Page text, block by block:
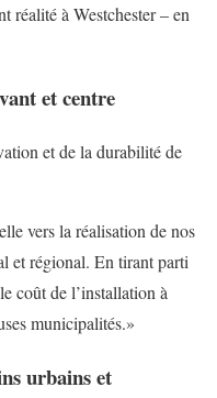
réalité à Westchester – en
et centre
et de la durabilité de
vers la réalisation de nos
et régional. En tirant parti
coût de l’installation à
municipalités.»
urbains et